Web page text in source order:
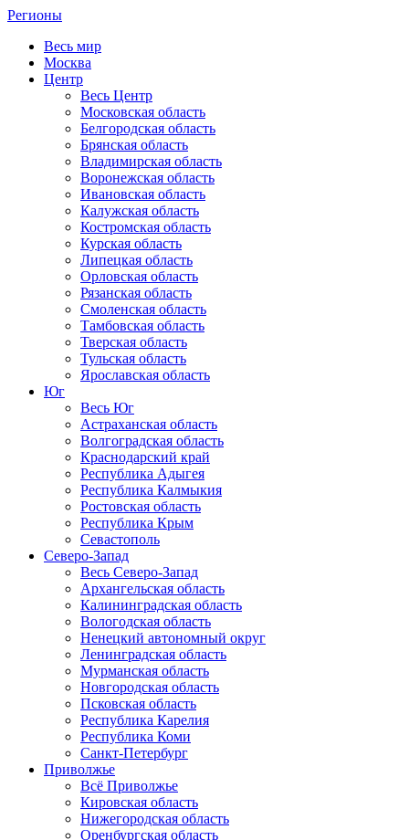
Регионы
Весь мир
Москва
Центр
Весь Центр
Московская область
Белгородская область
Брянская область
Владимирская область
Воронежская область
Ивановская область
Калужская область
Костромская область
Курская область
Липецкая область
Орловская область
Рязанская область
Смоленская область
Тамбовская область
Тверская область
Тульская область
Ярославская область
Юг
Весь Юг
Астраханская область
Волгоградская область
Краснодарский край
Республика Адыгея
Республика Калмыкия
Ростовская область
Республика Крым
Севастополь
Северо-Запад
Весь Северо-Запад
Архангельская область
Калининградская область
Вологодская область
Ненецкий автономный округ
Ленинградская область
Мурманская область
Новгородская область
Псковская область
Республика Карелия
Республика Коми
Санкт-Петербург
Приволжье
Всё Приволжье
Кировская область
Нижегородская область
Оренбургская область